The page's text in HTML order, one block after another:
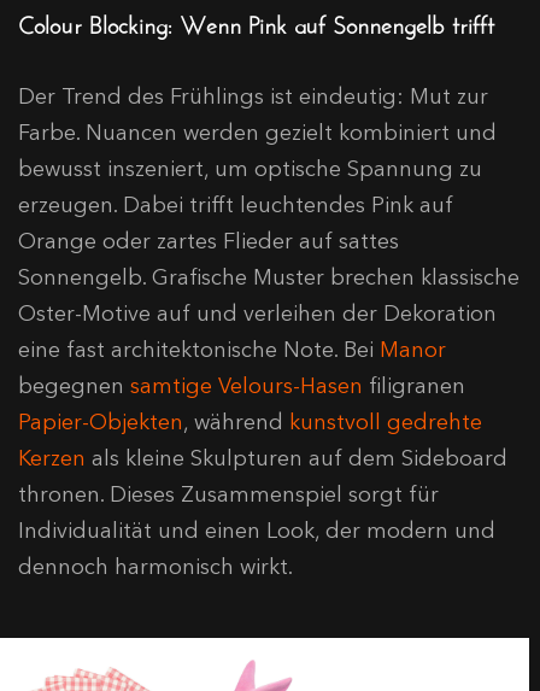
Colour Blocking: Wenn Pink auf Sonnengelb trifft
Der Trend des Frühlings ist eindeutig: Mut zur
Farbe. Nuancen werden gezielt kombiniert und
bewusst inszeniert, um optische Spannung zu
erzeugen. Dabei trifft leuchtendes Pink auf
Orange oder zartes Flieder auf sattes
Sonnengelb. Grafische Muster brechen klassische
Oster-Motive auf und verleihen der Dekoration
eine fast architektonische Note. Bei Manor
begegnen samtige Velours-Hasen filigranen
Papier-Objekten, während kunstvoll gedrehte
Kerzen als kleine Skulpturen auf dem Sideboard
thronen. Dieses Zusammenspiel sorgt für
Individualität und einen Look, der modern und
dennoch harmonisch wirkt.